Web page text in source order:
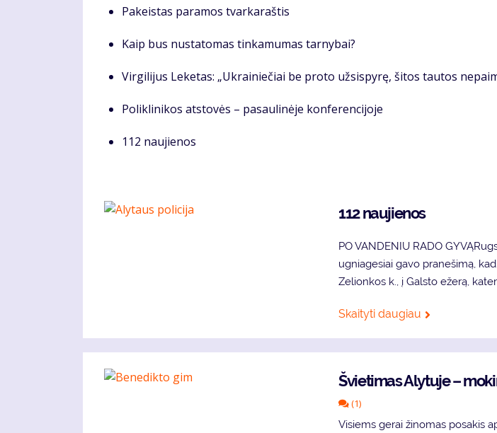
Pakeistas paramos tvarkaraštis
Kaip bus nustatomas tinkamumas tarnybai?
Virgilijus Leketas: „Ukrainiečiai be proto užsispyrę, šitos tautos
Poliklinikos atstovės – pasaulinėje konferencijoje
112 naujienos
112 naujienos
PO VANDENIU RADO
ugniagesiai gavo pranešimą,
Zelionkos k., į Galsto ežerą,
Skaityti daugiau
Švietimas Alytuje –
(1)
Visiems gerai žinomas posakis